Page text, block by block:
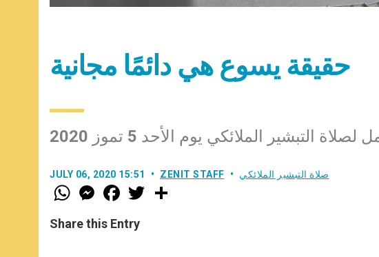
حقيقة يسوع هي دائمًا مجانية
التبشير الملائكي يوم الأحد 5 تموز 2020
JULY 06, 2020 15:51 ZENIT STAFF صلاة التبشير الملائكي
W
h
t
s
M
e
s
e
F
a
e
b
w
Share this Entry